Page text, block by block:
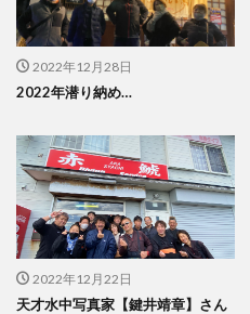
2022年12月28日
2022年潜り納め…
2022年12月22日
天才水中写真家【鍵井靖章】さん